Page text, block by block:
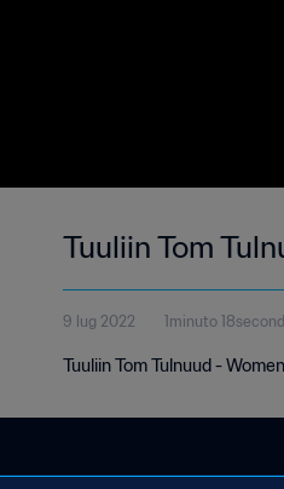
Tuuliin Tom
9 lug 2022 1minuto
Tuuliin Tom Tulnuud -